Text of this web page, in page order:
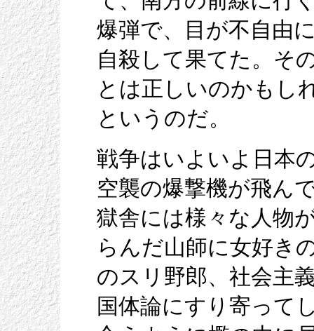
爆弾で、目が不自由
自殺して果てた。そ
とは正しいのかもし
というのだ。
戦争はいよいよ日本
空襲の爆撃機が飛ん
獄舎には様々な人物
らんだ山師に女好き
のスリ野郎、社会主
国体論にすり寄って